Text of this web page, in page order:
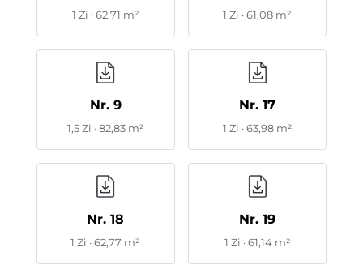
1 Zi · 62,71 m² 1 Zi · 61,08 m²
Nr. 9
1,5 Zi · 82,83 m²
Nr. 17
1 Zi · 63,98 m²
Nr. 18
1 Zi · 62,77 m²
Nr. 19
1 Zi · 61,14 m²